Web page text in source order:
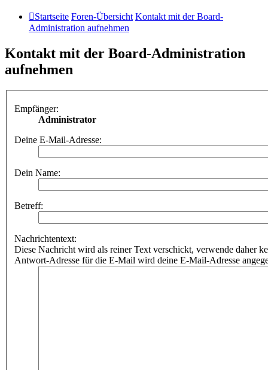
Startseite Foren-Übersicht Kontakt mit der Board-
Administration aufnehmen
Kontakt mit der Board-Administration
aufnehmen
Empfänger:
Administrator
Deine E-Mail-Adresse:
Dein Name:
Betreff:
Nachrichtentext:
Diese Nachricht wird als reiner Text verschickt, verwende daher
Antwort-Adresse für die E-Mail wird deine E-Mail-Adresse